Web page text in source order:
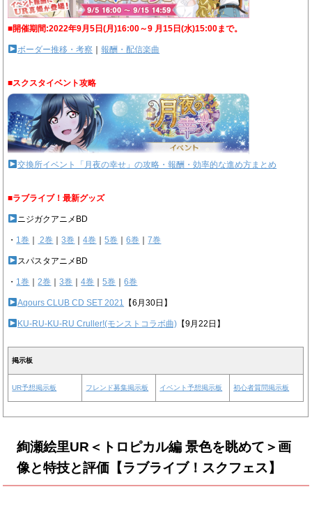
■開催期間:2022年9月5日(月)16:00～9 月15日(水)15:00まで。
ボーダー推移・考察 ｜報酬・配信楽曲
■スクスタイベント攻略
交換所イベント「月夜の幸せ」の攻略・報酬・効率的な進め方まとめ
■ラブライブ！最新グッズ
ニジガクアニメBD
・ 1巻 2巻 ｜3巻 ｜4巻 ｜5巻 ｜6巻 ｜7巻
スパスタアニメBD
・ 1巻 ｜2巻 ｜3巻 ｜4巻 ｜5巻 ｜6巻
Aqours CLUB CD SET 2021 【6月30日】
KU-RU-KU-RU Cruller!(モンストコラボ曲) 【9月22日】
掲示板
UR予想掲示板 フレンド募集掲示板 イベント予想掲示板 初心者質問掲示板
絢瀬絵里UR＜トロピカル編 景色を眺めて＞画
像と特技と評価【ラブライブ！スクフェス】